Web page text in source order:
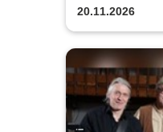
20.11.2026